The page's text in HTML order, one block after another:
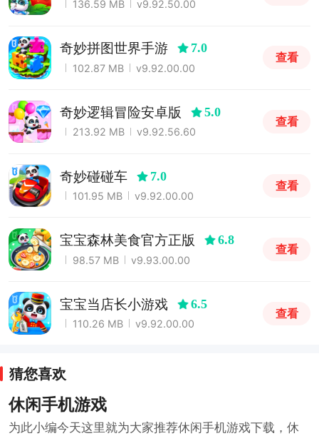
136.59 MB v9.92.50.00
奇妙拼图世界手游 7.0
102.87 MB v9.92.00.00
查看
奇妙逻辑冒险安卓版 5.0
213.92 MB v9.92.56.60
查看
奇妙碰碰车 7.0
101.95 MB v9.92.00.00
查看
宝宝森林美食官方正版 6.8
98.57 MB v9.93.00.00
查看
宝宝当店长小游戏 6.5
110.26 MB v9.92.00.00
查看
猜您喜欢
休闲手机游戏
为此小编今天这里就为大家推荐休闲手机游戏下载，休